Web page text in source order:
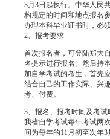
3月3日起执行。中华人民
构规定的时间和地点报名
办理本科毕业证书时，必
2、报考要求
首次报名者，可登陆郑大
名提示进行报名。然后持
加自学考试的考生，首先
结合自己的工作实际、兴
考、付费。
3、报名、报考时间及考试
我省自学考试每年考试两
间为每年的11月初至次年